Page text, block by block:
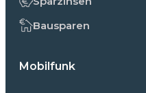
Bausparen
Mobilfunk